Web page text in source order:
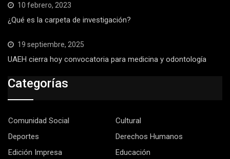
10 febrero, 2023
¿Qué es la carpeta de investigación?
19 septiembre, 2025
UAEH cierra hoy convocatoria para medicina y odontología
Categorías
Comunidad Social
Cultural
Deportes
Derechos Humanos
Edición Impresa
Educación